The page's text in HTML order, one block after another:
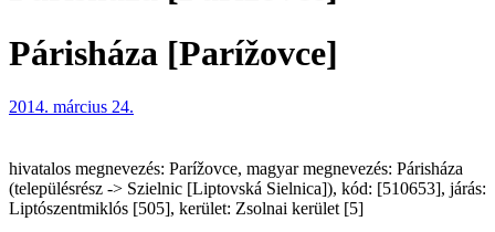
Párisháza [Parížovce]
2014. március 24.
hivatalos megnevezés: Parížovce, magyar megnevezés: Párisháza
(településrész -> Szielnic [Liptovská Sielnica]), kód: [510653], járás:
Liptószentmiklós [505], kerület: Zsolnai kerület [5]